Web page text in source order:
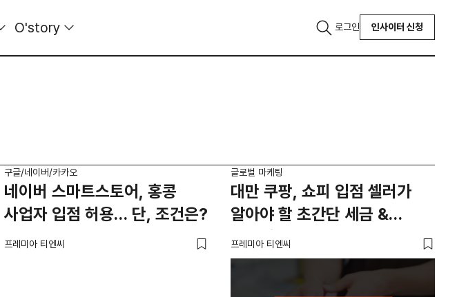
O'story 로그인 인사이터 신청
구글/네이버/카카오
네이버 스마트스토어, 홍콩
사업자 입점 허용… 단, 조건은?
프레미아 티엔씨
글로벌 마케팅
대만 쿠팡, 쇼피 입점 셀러가
알아야 할 초간단 세금 &
통일영수증 실무
프레미아 티엔씨